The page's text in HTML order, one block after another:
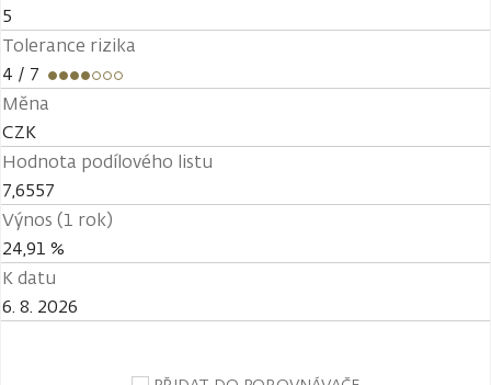
5
Tolerance rizika
4 / 7
Měna
CZK
Hodnota podílového listu
7,6557
Výnos (1 rok)
24,91 %
K datu
6. 8. 2026